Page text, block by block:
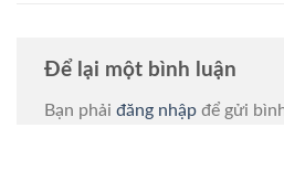
Để lại một bình luận
Bạn phải đăng nhập để gửi